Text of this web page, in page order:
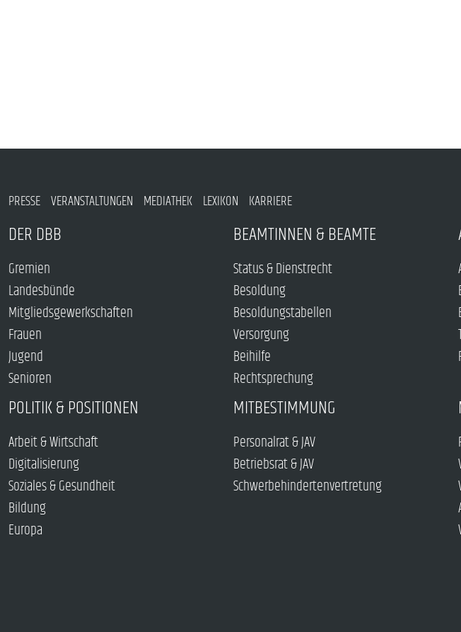
PRESSE VERANSTALTUNGEN MEDIATHEK LEXIKON KARRIERE
DER DBB
Gremien
Landesbünde
Mitgliedsgewerkschaften
Frauen
Jugend
Senioren
BEAMTINNEN & BEAMTE
Status & Dienstrecht
Besoldung
Besoldungstabellen
Versorgung
Beihilfe
Rechtsprechung
POLITIK & POSITIONEN
Arbeit & Wirtschaft
Digitalisierung
Soziales & Gesundheit
Bildung
Europa
MITBESTIMMUNG
Personalrat & JAV
Betriebsrat & JAV
Schwerbehindertenvertretung